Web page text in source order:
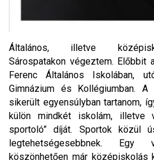
Általános, illetve
Sárospatakon végeztem. Előbbit
Ferenc Általános Iskolában,
Gimnázium és Kollégiumban.
sikerült egyensúlyban tartanom,
külön mindkét iskolám, illetve
sportoló” díját. Sportok közül
legtehetségesebbnek. Egy
köszönhetően már középiskolás